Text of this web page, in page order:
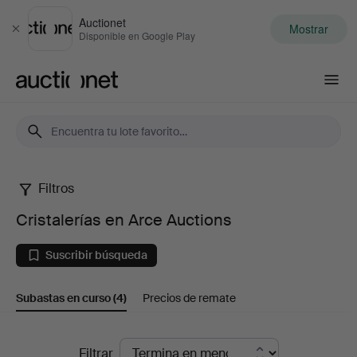
Cerrar
Auctionet
Disponible en Google Play Mostrar
Cristalerías
en
Arce
Auctions
Filtros
Cristalerías en Arce Auctions
Suscribir búsqueda
Subastas en curso(4) Precios de remate
SubastasFiltrar